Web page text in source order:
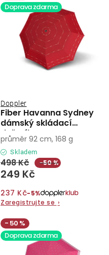
Doprava zdarma
Fiber Havanna Sydney
dámský skládací
deštník
Doppler
Skladem
249 Kč
498 Kč −50 %
237 Kč−5%
Zaregistrujte se ›
průměr 92 cm, 168 g
50 %
Doprava zdarma